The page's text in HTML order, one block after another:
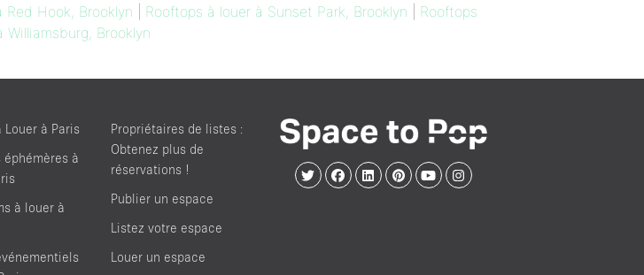
Red Hook, Brooklyn Rooftops à louer à Sunset Park, Brooklyn
Rooftops
Williamsburg, Brooklyn
Louer à Paris
éphémères à
à louer à
Propriétaires de listes :
Obtenez plus de
réservations !
Publier un espace
Listez votre espace
Louer un espace